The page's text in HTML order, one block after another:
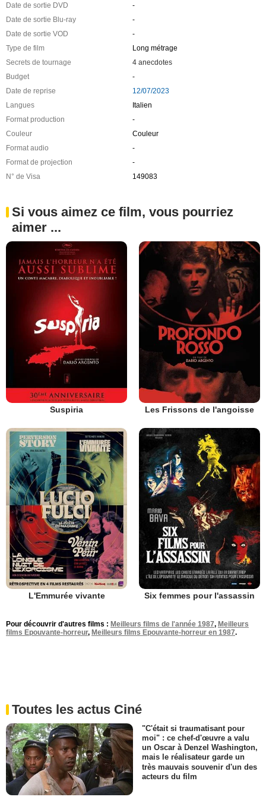
Date de sortie DVD
-
Date de sortie Blu-ray
-
Date de sortie VOD
-
Type de film
Long métrage
Secrets de tournage
4 anecdotes
Budget
-
Date de reprise
12/07/2023
Langues
Italien
Format production
-
Couleur
Couleur
Format audio
-
Format de projection
-
N° de Visa
149083
Si vous aimez ce film, vous pourriez
aimer ...
Suspiria Les Frissons de l'angoisse
L'Emmurée vivante Six femmes pour l'assassin
Pour découvrir d'autres films : Meilleurs films de l'année 1987, Meilleurs
films Epouvante-horreur, Meilleurs films Epouvante-horreur en 1987.
Toutes les actus Ciné
"C'était si traumatisant pour
moi" : ce chef-d'œuvre a valu
un Oscar à Denzel Washington,
mais le réalisateur garde un
très mauvais souvenir d'un des
acteurs du film